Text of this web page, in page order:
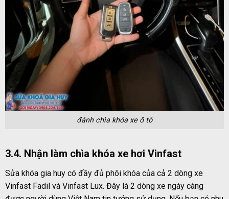
đánh chìa khóa xe ô tô
3.4. Nhận làm chìa khóa xe hơi Vinfast
Sửa khóa gia huy có đầy đủ phôi khóa của cả 2 dòng xe
Vinfast Fadil và Vinfast Lux. Đây là 2 dòng xe ngày càng